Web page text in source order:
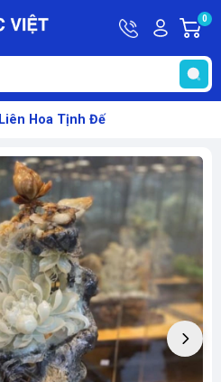
HotlineTài
khoản
Hello,
Khách
0
Liên Hoa Tịnh Đế